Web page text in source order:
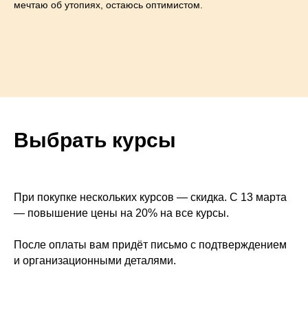
мечтаю об утопиях, остаюсь оптимистом.
Выбрать курсы
При покупке нескольких курсов — скидка. С 13 марта
— повышение цены на 20% на все курсы.
После оплаты вам придёт письмо с подтверждением
и организационными деталями.